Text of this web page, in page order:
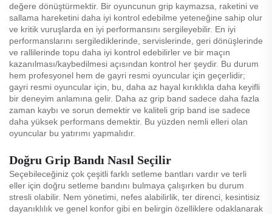
değere dönüştürmektir. Bir oyuncunun grip kaymazsa, raketini ve
sallama hareketini daha iyi kontrol edebilme yeteneğine sahip olur
ve kritik vuruşlarda en iyi performansını sergileyebilir. En iyi
performanslarını sergilediklerinde, servislerinde, geri dönüşlerinde
ve rallilerinde topu daha iyi kontrol edebilirler ve bir maçın
kazanılması/kaybedilmesi açısından kontrol her şeydir. Bu durum
hem profesyonel hem de gayri resmi oyuncular için geçerlidir;
gayri resmi oyuncular için, bu, daha az hayal kırıklıkla daha keyifli
bir deneyim anlamına gelir. Daha az grip band sadece daha fazla
zaman kaybı ve sorun demektir ve kaliteli grip band ise sadece
daha yüksek performans demektir. Bu yüzden nemli elleri olan
oyuncular bu yatırımı yapmalıdır.
Doğru Grip Bandı Nasıl Seçilir
Seçebileceğiniz çok çeşitli farklı setleme bantları vardır ve terli
eller için doğru setleme bandını bulmaya çalışırken bu durum
stresli olabilir. Nem yönetimi, nefes alabilirlik, ter direnci, kesintisiz
dayanıklılık ve genel konfor gibi en belirgin özelliklere odaklanarak